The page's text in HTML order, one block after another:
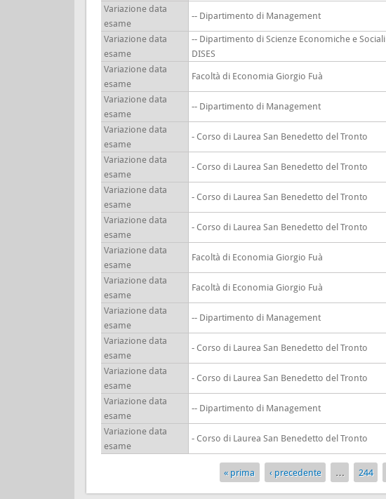
Variazione data
esame
-- Dipartimento di Management
Variazione data
esame
-- Dipartimento di Scienze Economiche e Sociali
DISES
Variazione data
esame
Facoltà di Economia Giorgio Fuà
Variazione data
esame
-- Dipartimento di Management
Variazione data
esame
- Corso di Laurea San Benedetto del Tronto
Variazione data
esame
- Corso di Laurea San Benedetto del Tronto
Variazione data
esame
- Corso di Laurea San Benedetto del Tronto
Variazione data
esame
- Corso di Laurea San Benedetto del Tronto
Variazione data
esame
Facoltà di Economia Giorgio Fuà
Variazione data
esame
Facoltà di Economia Giorgio Fuà
Variazione data
esame
-- Dipartimento di Management
Variazione data
esame
- Corso di Laurea San Benedetto del Tronto
Variazione data
esame
- Corso di Laurea San Benedetto del Tronto
Variazione data
esame
-- Dipartimento di Management
Variazione data
esame
- Corso di Laurea San Benedetto del Tronto
« prima ‹ precedente … 244